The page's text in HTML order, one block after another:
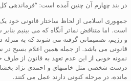
در بند چهارم آن چنین آمده است: “فرماندهی
جمهوری اسلامی از لحاظ ساختار قانونی خود
است. اما متناقض نماتر آنگاه که می بینیم
و رژیم، تصمیماتی گرفته می شوند که به منزله
قانونی می باشد. از جمله همین اعلام بسیج در
نمونه خوبی از این عدم تعهد به قانون از
درست شخصی مثل خامنهای و احمدی نژاد بخشا
مانده، در مرحله کنونی دارند عمل می کنند.